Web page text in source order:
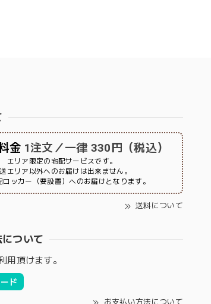
金 1注文／一律 330円（税込）
エリア限定の宅配サービスです。
エリア以外へのお届けは出来ません。
ロッカー（要設置）へのお届けとなります。
送料について
ついて
用頂けます。
ド
お支払い方法について